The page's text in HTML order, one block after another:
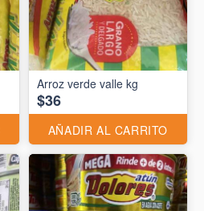
Arroz verde valle kg
$36
AÑADIR AL CARRITO